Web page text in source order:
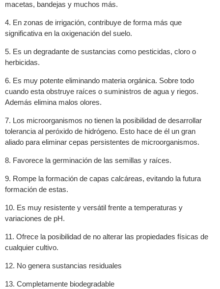
macetas, bandejas y muchos más.
4. En zonas de irrigación, contribuye de forma más que
significativa en la oxigenación del suelo.
5. Es un degradante de sustancias como pesticidas, cloro o
herbicidas.
6. Es muy potente eliminando materia orgánica. Sobre todo
cuando esta obstruye raíces o suministros de agua y riegos.
Además elimina malos olores.
7. Los microorganismos no tienen la posibilidad de desarrollar
tolerancia al peróxido de hidrógeno. Esto hace de él un gran
aliado para eliminar cepas persistentes de microorganismos.
8. Favorece la germinación de las semillas y raíces.
9. Rompe la formación de capas calcáreas, evitando la futura
formación de estas.
10. Es muy resistente y versátil frente a temperaturas y
variaciones de pH.
11. Ofrece la posibilidad de no alterar las propiedades físicas de
cualquier cultivo.
12. No genera sustancias residuales
13. Completamente biodegradable